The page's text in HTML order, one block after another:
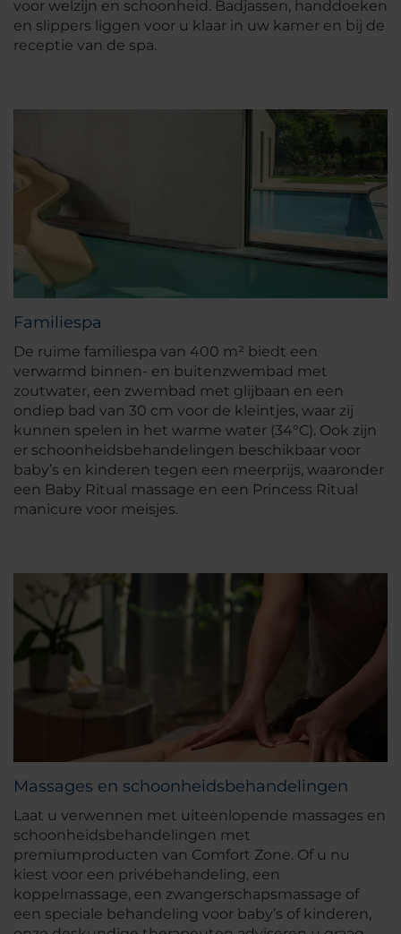
voor welzijn en schoonheid. Badjassen, handdoeken
en slippers liggen voor u klaar in uw kamer en bij de
receptie van de spa.
Familiespa
De ruime familiespa van 400 m² biedt een
verwarmd binnen- en buitenzwembad met
zoutwater, een zwembad met glijbaan en een
ondiep bad van 30 cm voor de kleintjes, waar zij
kunnen spelen in het warme water (34°C). Ook zijn
er schoonheidsbehandelingen beschikbaar voor
baby’s en kinderen tegen een meerprijs, waaronder
een Baby Ritual massage en een Princess Ritual
manicure voor meisjes.
Massages en schoonheidsbehandelingen
Laat u verwennen met uiteenlopende massages en
schoonheidsbehandelingen met
premiumproducten van Comfort Zone. Of u nu
kiest voor een privébehandeling, een
koppelmassage, een zwangerschapsmassage of
een speciale behandeling voor baby’s of kinderen,